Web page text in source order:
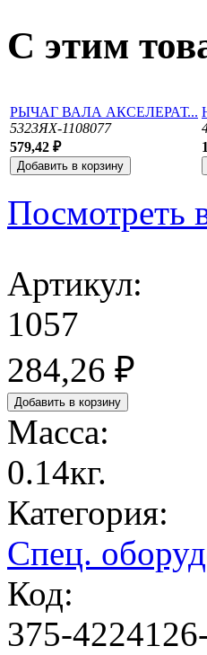
С этим
РЫЧАГ ВАЛА АКСЕЛЕРАТ...
5323ЯХ-1108077
579,42 ₽
Посмотреть
Артикул:
1057
284,26 ₽
Масса:
0.14кг.
Категория:
Спец.
Код:
375-